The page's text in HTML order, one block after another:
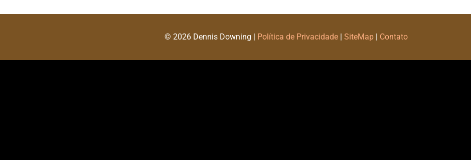
© 2026 Dennis Downing | Política de Privacidade| SiteMap| Contato